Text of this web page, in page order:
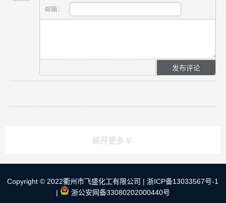
邮箱：
展开更多
快速导航 NAV
Copyright © 2022衢州市飞盛化工有限公司 | 浙ICP备13033567号-1
|
浙公安网备33080202000440号